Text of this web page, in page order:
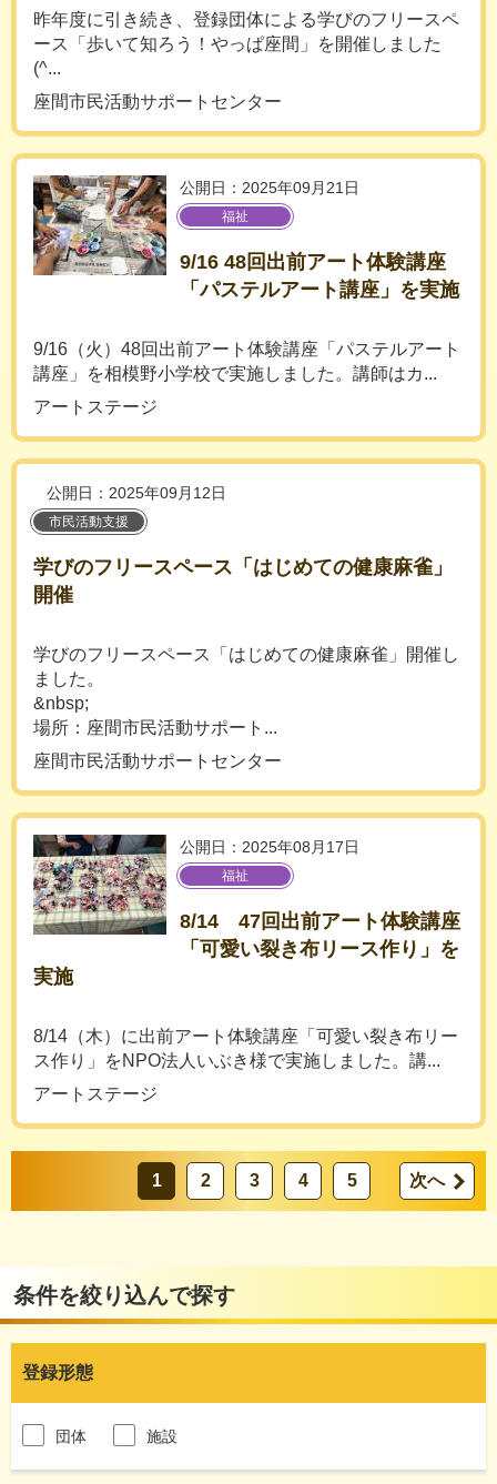
昨年度に引き続き、登録団体による学びのフリースペ
ース「歩いて知ろう！やっぱ座間」を開催しました
(^...
座間市民活動サポートセンター
公開日：2025年09月21日
福祉
9/16 48回出前アート体験講座
「パステルアート講座」を実施
9/16（火）48回出前アート体験講座「パステルアート
講座」を相模野小学校で実施しました。講師はカ...
アートステージ
公開日：2025年09月12日
市民活動支援
学びのフリースペース「はじめての健康麻雀」
開催
学びのフリースペース「はじめての健康麻雀」開催し
ました。
&nbsp;
場所：座間市民活動サポート...
座間市民活動サポートセンター
公開日：2025年08月17日
福祉
8/14 47回出前アート体験講座
「可愛い裂き布リース作り」を
実施
8/14（木）に出前アート体験講座「可愛い裂き布リー
ス作り」をNPO法人いぶき様で実施しました。講...
アートステージ
1 2 3 4 5 次へ
条件を絞り込んで探す
登録形態
団体 施設